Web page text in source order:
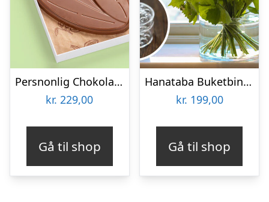
Persnonlig Chokoladeblomst med Billede
kr. 229,00
Gå til shop
Hanataba Buketbinder
kr. 199,00
Gå til shop